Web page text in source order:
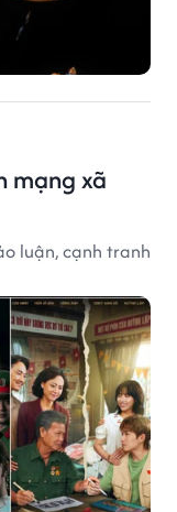
mạng xã
luận, cạnh tranh